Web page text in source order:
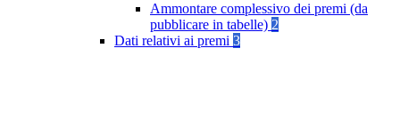
Ammontare complessivo dei premi (da
pubblicare in tabelle) 2
Dati relativi ai premi 3